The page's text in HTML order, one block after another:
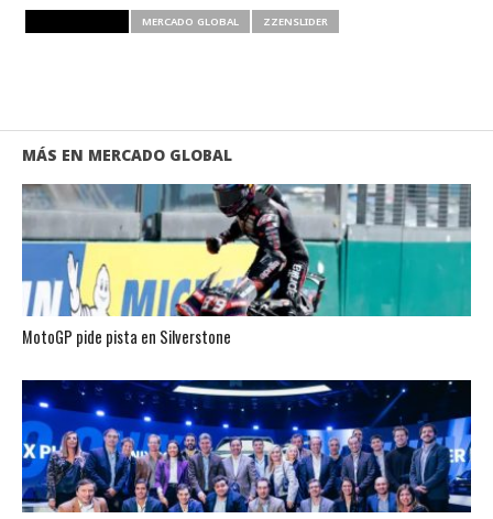
MERCADO GLOBAL ZZENSLIDER
MÁS EN MERCADO GLOBAL
MotoGP pide pista en Silverstone